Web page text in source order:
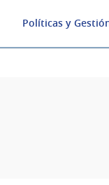
Políticas y